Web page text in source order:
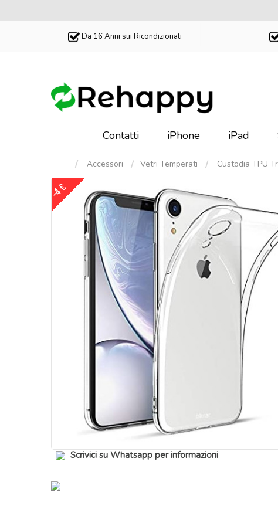
Da 16 Anni sui Ricondizionati
Contatti iPhone iPad
Accessori Vetri Temperati Custodia TPU
-4 €
Scrivici su Whatsapp per informazioni